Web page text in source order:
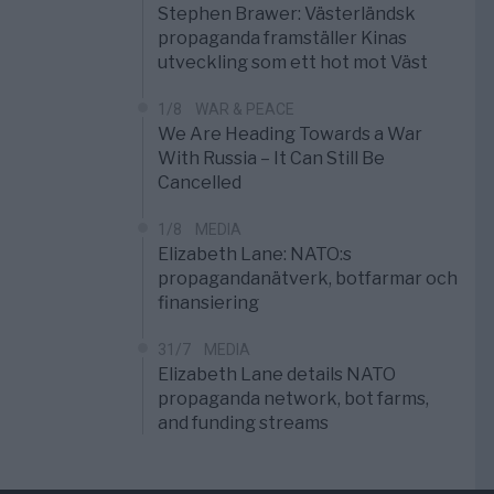
Stephen Brawer: Västerländsk
propaganda framställer Kinas
utveckling som ett hot mot Väst
1/8 WAR & PEACE
We Are Heading Towards a War
With Russia – It Can Still Be
Cancelled
1/8 MEDIA
Elizabeth Lane: NATO:s
propagandanätverk, botfarmar och
finansiering
31/7 MEDIA
Elizabeth Lane details NATO
propaganda network, bot farms,
and funding streams